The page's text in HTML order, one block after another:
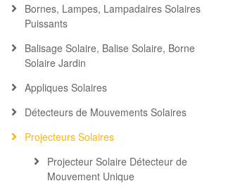
Bornes, Lampes, Lampadaires Solaires
Puissants
Balisage Solaire, Balise Solaire, Borne
Solaire Jardin
Appliques Solaires
Détecteurs de Mouvements Solaires
Projecteurs Solaires
Projecteur Solaire Détecteur de
Mouvement Unique